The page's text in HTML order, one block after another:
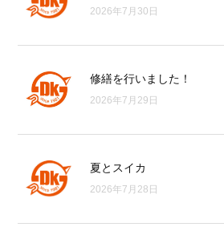
2026年7月30日
修繕を行いました！
2026年7月29日
夏とスイカ
2026年7月28日